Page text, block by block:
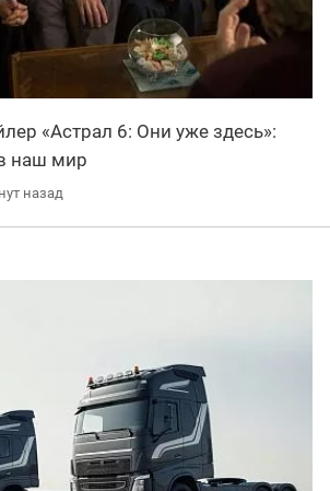
«Астрал 6: Они уже здесь»:
наш мир
назад